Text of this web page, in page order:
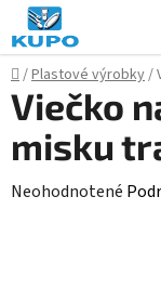
Prejsť
na
obsah
Domov
/Plastové výrobky/
Viečko
misku
Priemerné
Neohodnotené